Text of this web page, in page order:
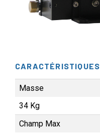
CARACTÉRISTIQUES
Masse
34 Kg
Champ Max